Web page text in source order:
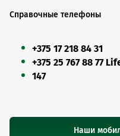
Справочные телефоны
+375 17 218 84 31
+375 25 767 88 77
147
Наши